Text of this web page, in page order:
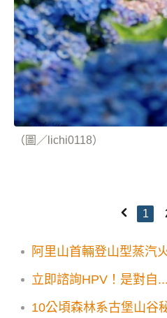
（圖／lichi0118）
1
阿里山首輛登山型蒸汽
立即諮詢HPV！是對自...
10公頃森林系古堡山谷